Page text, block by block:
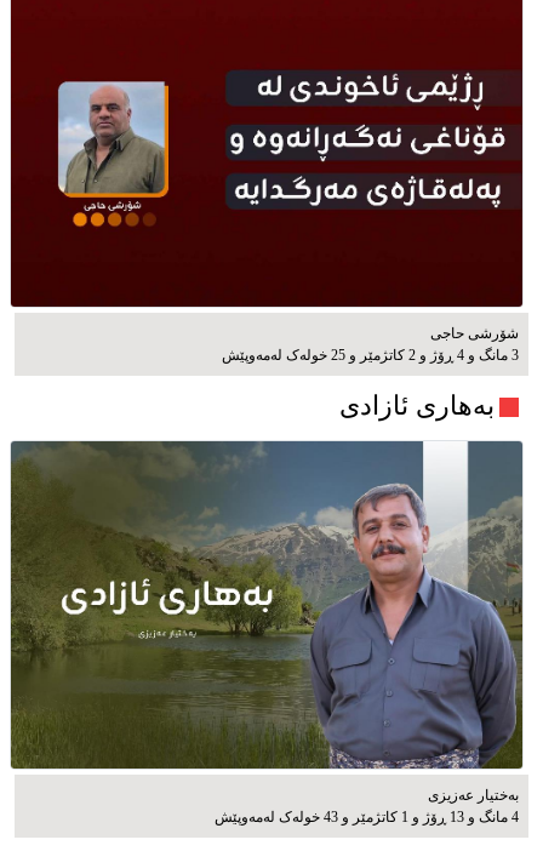
شۆرشی حاجی
3 مانگ و 4 ڕۆژ و 2 کاتژمێر و 25 خوله‌ک له‌مه‌وپێش‌
بەهاری ئازادی
بەختیار عەزیزی
4 مانگ و 13 ڕۆژ و 1 کاتژمێر و 43 خوله‌ک له‌مه‌وپێش‌